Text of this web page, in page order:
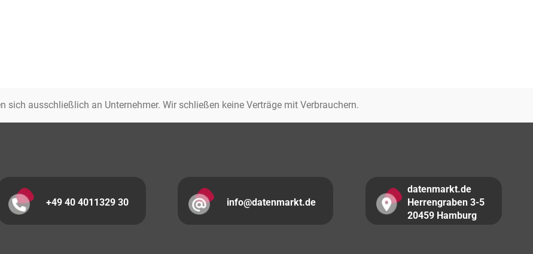
sich ausschließlich an Unternehmer. Wir schließen keine Verträge mit Verbrauchern.
+49 40 4011329 30 info@datenmarkt.de
datenmarkt.de
Herrengraben 3-5
20459 Hamburg